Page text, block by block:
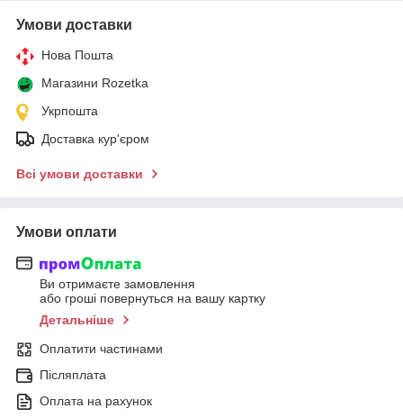
Умови доставки
Нова Пошта
Магазини Rozetka
Укрпошта
Доставка кур'єром
Всі умови доставки
Умови оплати
Ви отримаєте замовлення
або гроші повернуться на вашу картку
Детальніше
Оплатити частинами
Післяплата
Оплата на рахунок